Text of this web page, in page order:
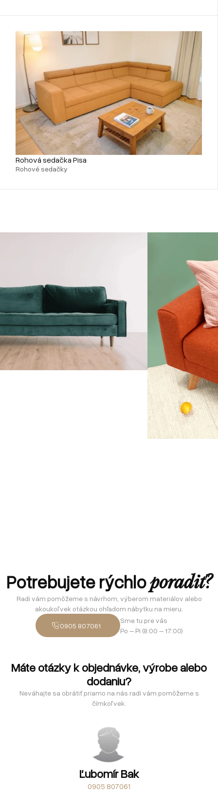
Rohová sedačka Pisa
Rohové sedačky
Potrebujete rýchloporadiť?
Radi vám pomôžeme s návrhom, výberom materiálov alebo
akoukoľvek otázkou ohľadom nábytku na mieru.
0905 807061
Sme tu pre vás
Po – Pi (8:00 – 17:00)
Máte otázky k objednávke, výrobe alebo
dodaniu?
Neváhajte sa obrátiť priamo na nás radi vám pomôžeme s
čímkoľvek.
Ľubomír Bak
0905 807061